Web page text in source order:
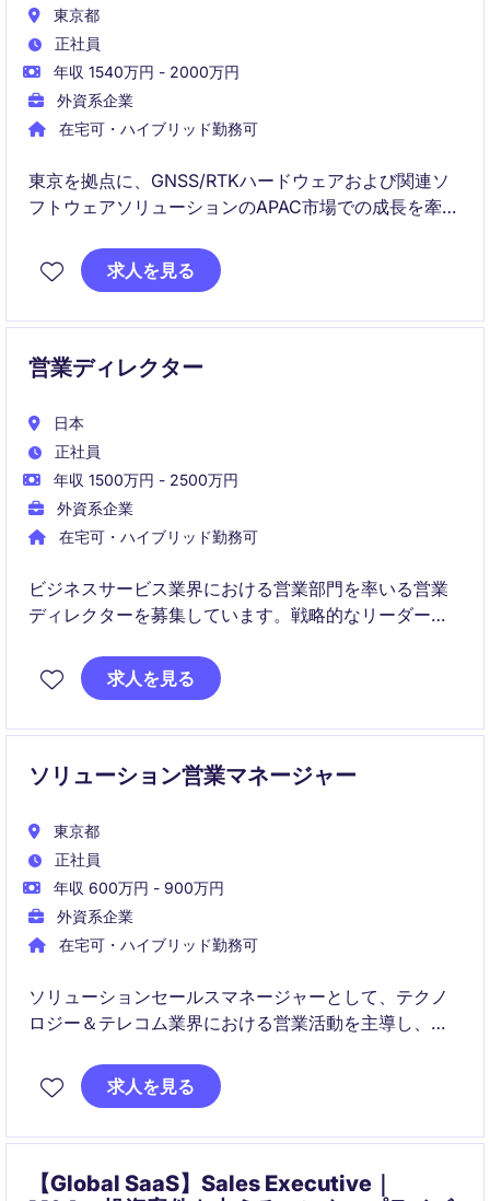
東京都
正社員
年収 1540万円 - 2000万円
外資系企業
在宅可・ハイブリッド勤務可
東京を拠点に、GNSS/RTKハードウェアおよび関連ソ
フトウェアソリューションのAPAC市場での成長を牽引
パートナー連携、ソリューション提案を通じて、測
量・建設・インフラ・農業・公共安全などの領域にお
求人を見る
営業ディレクター
日本
正社員
年収 1500万円 - 2500万円
外資系企業
在宅可・ハイブリッド勤務可
ビジネスサービス業界における営業部門を率いる営業
ディレクターを募集しています。戦略的なリーダーシ
だきます。求人を見る
ソリューション営業マネージャー
東京都
正社員
年収 600万円 - 900万円
外資系企業
在宅可・ハイブリッド勤務可
ソリューションセールスマネージャーとして、テクノ
ロジー＆テレコム業界における営業活動を主導し、革
客との強力な関係構築を通じて、ビジネス目標を達成
することを目指します。
求人を見る
【Global SaaS】Sales Executive｜